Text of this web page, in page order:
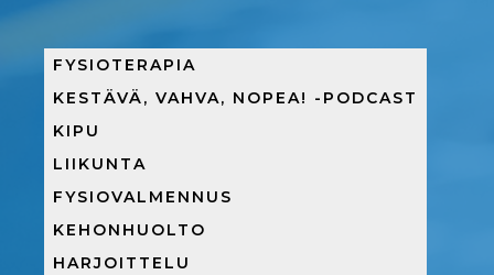
FYSIOTERAPIA
KESTÄVÄ, VAHVA, NOPEA! -PODCAST
KIPU
LIIKUNTA
FYSIOVALMENNUS
KEHONHUOLTO
HARJOITTELU